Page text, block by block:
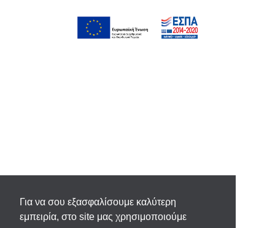
Για να σου εξασφαλίσουμε καλύτερη
εμπειρία, στο site μας χρησιμοποιούμε